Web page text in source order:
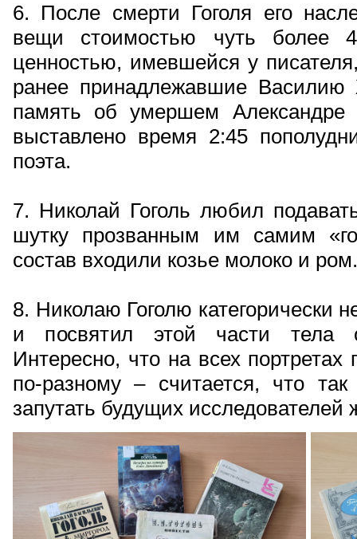
6. После смерти Гоголя его
вещи стоимостью чуть более
ценностью, имевшейся у
ранее принадлежавшие
память об умершем
выставлено время 2:45
поэта.
7. Николай Гоголь любил
шутку прозванным им самим
состав входили козье молоко и ром.
8. Николаю Гоголю категорически
и посвятил этой части тела
Интересно, что на всех портретах
по-разному – считается, что
запутать будущих исследователей